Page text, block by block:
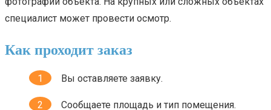
специалист может провести осмотр.
Как проходит заказ
Вы оставляете заявку.
Сообщаете площадь и тип помещения.